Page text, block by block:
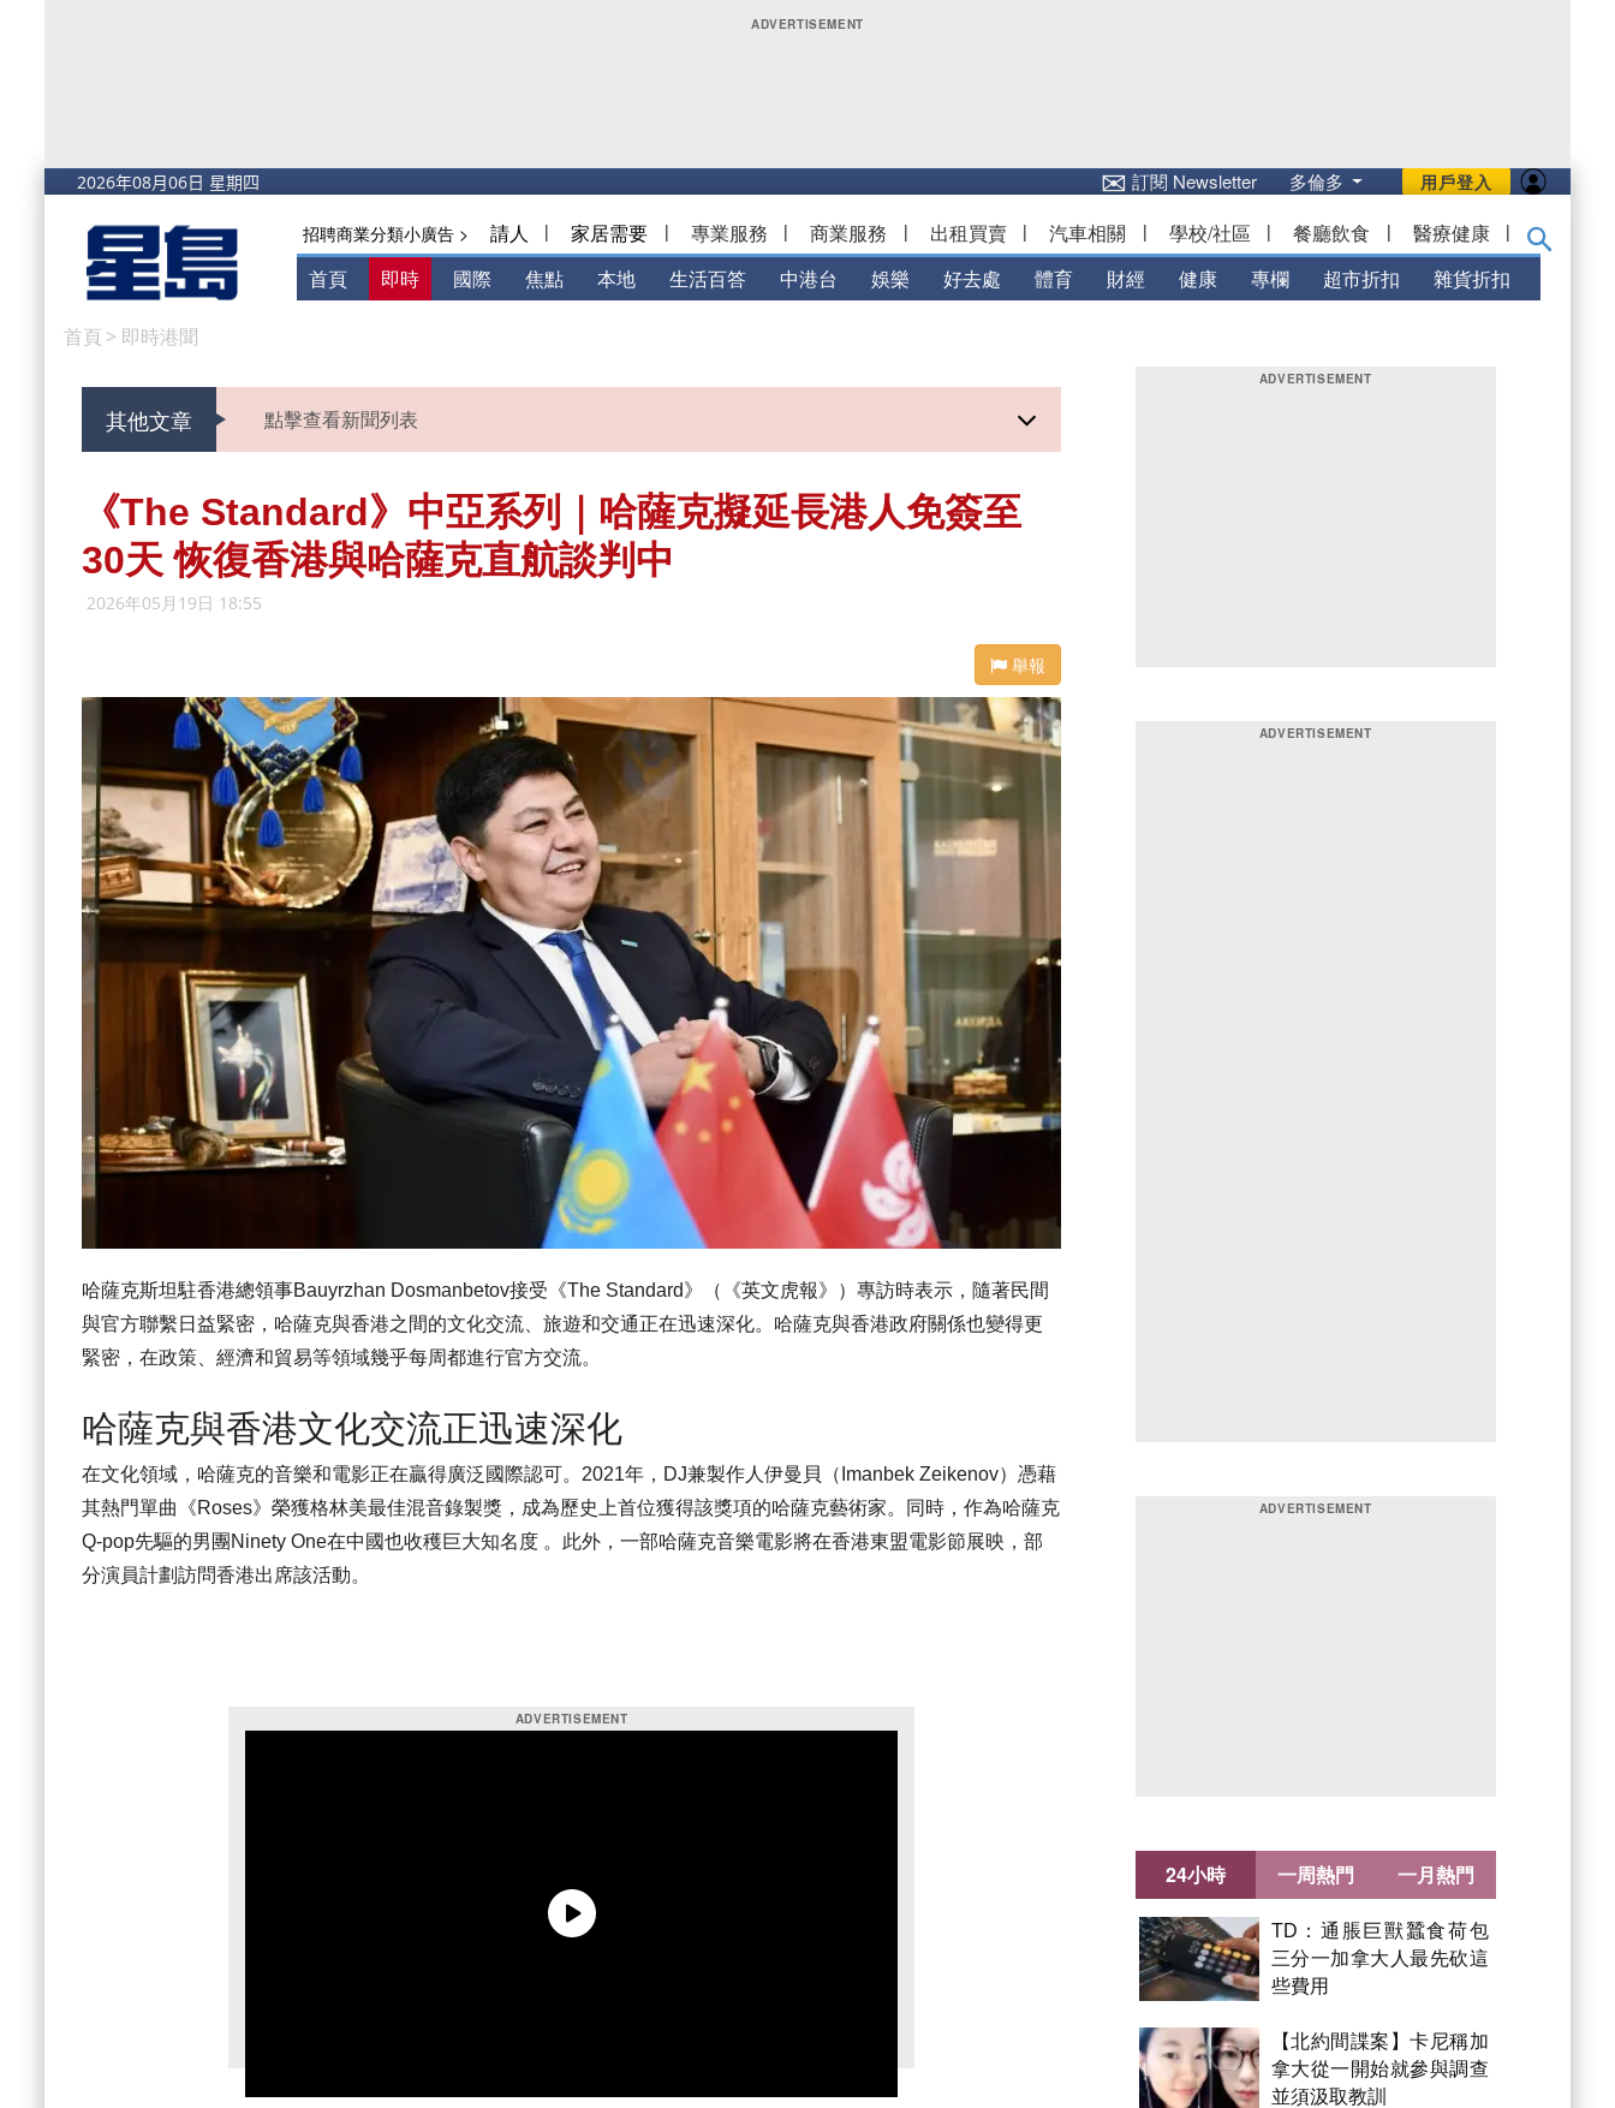
用戶登入
✉訂閱 Newsletter 多倫多
招聘商業分類小廣告 > 請人 | 家居需要 | 專業服務 | 商業服務 | 出租買賣 | 汽車相關 | 學校/社區 | 餐廳飲食 | 醫療健康 |
首頁 即時 國際 焦點 本地 生活百答 中港台 娛樂 好去處 體育 財經 健康 專欄 超市折扣 雜貨折扣
首頁 > 即時港聞
其他文章 點擊查看新聞列表
《The Standard》中亞系列｜哈薩克擬延長港人免簽至
30天 恢復香港與哈薩克直航談判中
2026年05月19日 18:55
舉報
哈薩克斯坦駐香港總領事Bauyrzhan Dosmanbetov接受《The Standard》（《英文虎報》）專訪時表示，隨著民間
與官方聯繫日益緊密，哈薩克與香港之間的文化交流、旅遊和交通正在迅速深化。哈薩克與香港政府關係也變得更
緊密，在政策、經濟和貿易等領域幾乎每周都進行官方交流。
哈薩克與香港文化交流正迅速深化
在文化領域，哈薩克的音樂和電影正在贏得廣泛國際認可。2021年，DJ兼製作人伊曼貝（Imanbek Zeikenov）憑藉
其熱門單曲《Roses》榮獲格林美最佳混音錄製獎，成為歷史上首位獲得該獎項的哈薩克藝術家。同時，作為哈薩克
Q-pop先驅的男團Ninety One在中國也收穫巨大知名度 。此外，一部哈薩克音樂電影將在香港東盟電影節展映，部
分演員計劃訪問香港出席該活動。
24小時
TD：通脹巨獸蠶食荷包
三分一加拿大人最先砍這
些費用
【北約間諜案】卡尼稱加
拿大從一開始就參與調查
並須汲取教訓
一周熱門 一月熱門